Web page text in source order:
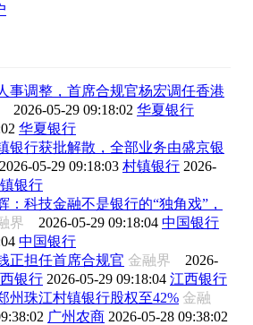
事调整，首席合规官杨宏调任香港
2026-05-29 09:18:02 华夏银行
华夏银行
银行获批解散，全部业务由盛京银
2026-05-29 09:18:03 村镇银行 2026-
银行
：科技金融不是银行的“独角戏”，
界 2026-05-29 09:18:04 中国银行
中国银行
正担任首席合规官 金融界 2026-
银行 2026-05-29 09:18:04 江西银行
州珠江村镇银行股权至42% 金融
广州农商 2026-05-28 09:38:02